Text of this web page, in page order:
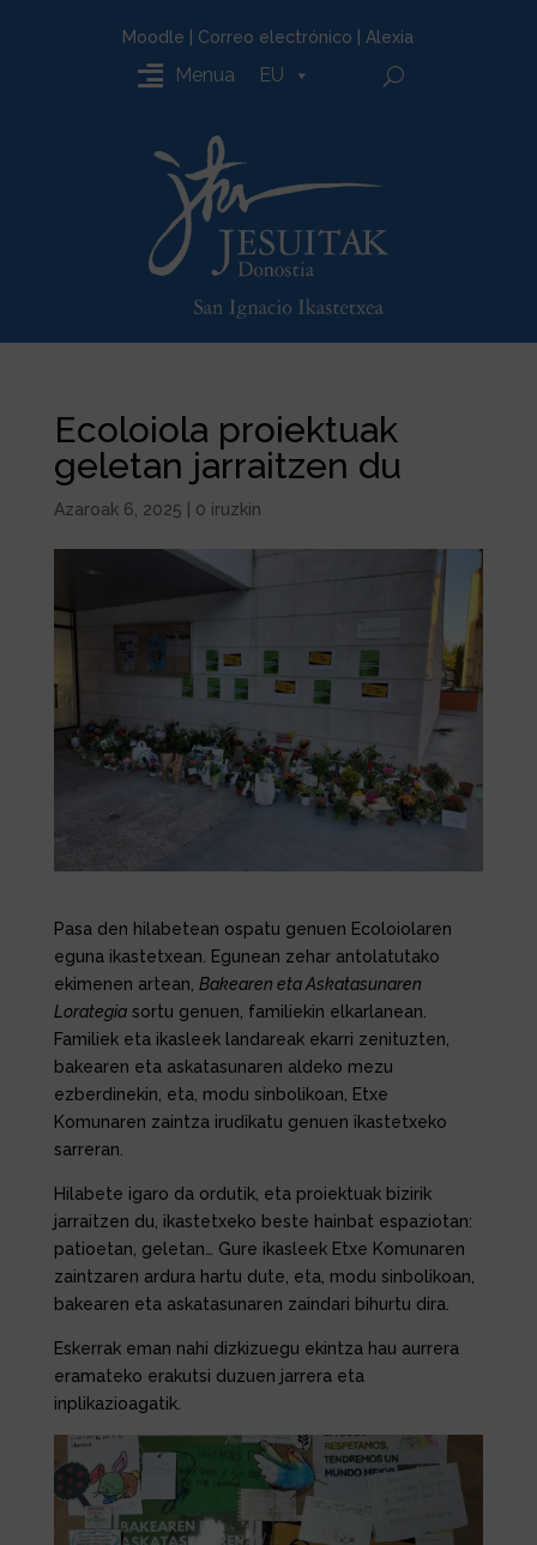
Moodle Correo electrónico Alexia
Menua EU
Ecoloiola proiektuak
geletan jarraitzen du
Azaroak 6, 2025 0 iruzkin
Pasa den hilabetean ospatu genuen Ecoloiolaren
eguna ikastetxean. Egunean zehar antolatutako
ekimenen artean, Bakearen eta Askatasunaren
Lorategiasortu genuen, familiekin elkarlanean.
Familiek eta ikasleek landareak ekarri zenituzten,
bakearen eta askatasunaren aldeko mezu
ezberdinekin, eta, modu sinbolikoan, Etxe
Komunaren zaintza irudikatu genuen ikastetxeko
sarreran.
Hilabete igaro da ordutik, eta proiektuak bizirik
jarraitzen du, ikastetxeko beste hainbat espaziotan:
patioetan, geletan… Gure ikasleek Etxe Komunaren
zaintzaren ardura hartu dute, eta, modu sinbolikoan,
bakearen eta askatasunaren zaindari bihurtu dira.
Eskerrak eman nahi dizkizuegu ekintza hau aurrera
eramateko erakutsi duzuen jarrera eta
inplikazioagatik.